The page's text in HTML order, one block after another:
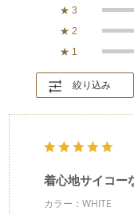
★ 3
★ 2
★ 1
絞り込み
着心地サイコー
カラー：WHITE